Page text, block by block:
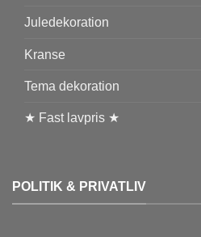
Juledekoration
Kranse
Tema dekoration
★ Fast lavpris ★
POLITIK & PRIVATLIV